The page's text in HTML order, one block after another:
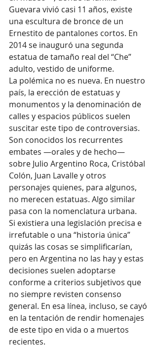
Guevara vivió casi 11 años, existe
una escultura de bronce de un
Ernestito de pantalones cortos. En
2014 se inauguró una segunda
estatua de tamaño real del “Che”
adulto, vestido de uniforme.
La polémica no es nueva. En nuestro
país, la erección de estatuas y
monumentos y la denominación de
calles y espacios públicos suelen
suscitar este tipo de controversias.
Son conocidos los recurrentes
embates —orales y de hecho—
sobre Julio Argentino Roca, Cristóbal
Colón, Juan Lavalle y otros
personajes quienes, para algunos,
no merecen estatuas. Algo similar
pasa con la nomenclatura urbana.
Si existiera una legislación precisa e
irrefutable o una “historia única”
quizás las cosas se simplificarían,
pero en Argentina no las hay y estas
decisiones suelen adoptarse
conforme a criterios subjetivos que
no siempre revisten consenso
general. En esa línea, incluso, se cayó
en la tentación de rendir homenajes
de este tipo en vida o a muertos
recientes.